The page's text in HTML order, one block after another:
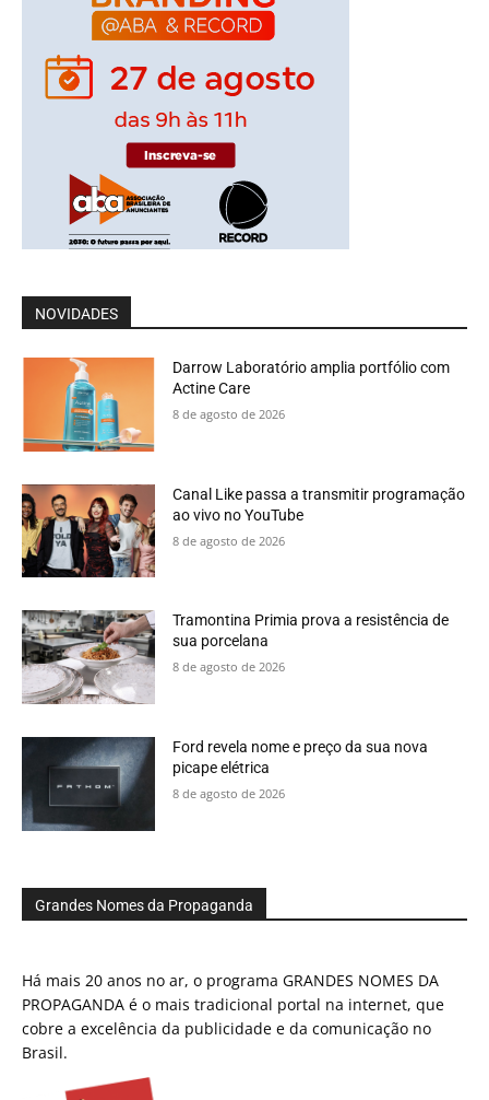
NOVIDADES
Darrow Laboratório amplia portfólio com
Actine Care
8 de agosto de 2026
Canal Like passa a transmitir programação
ao vivo no YouTube
8 de agosto de 2026
Tramontina Primia prova a resistência de
sua porcelana
8 de agosto de 2026
Ford revela nome e preço da sua nova
picape elétrica
8 de agosto de 2026
Grandes Nomes da Propaganda
Há mais 20 anos no ar, o programa GRANDES NOMES DA
PROPAGANDA é o mais tradicional portal na internet, que
cobre a excelência da publicidade e da comunicação no
Brasil.